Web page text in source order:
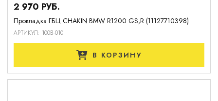
Прокладка ГБЦ CHAKIN BMW R1200 GS,R (11127710398)
АРТИКУЛ: 100B-010
2 970 РУБ.
В КОРЗИНУ